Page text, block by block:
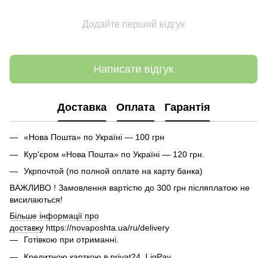
Додайте перший відгук
Написати відгук
Доставка Оплата Гарантія
«Нова Пошта» по Україні — 100 грн
Кур'єром «Нова Пошта» по Україні — 120 грн.
Укрпочтой (по полной оплате на карту банка)
ВАЖЛИВО ! Замовлення вартістю до 300 грн післяплатою не
висилаються!
Більше інформації про
доставку https://novaposhta.ua/ru/delivery
Готівкою при отриманні.